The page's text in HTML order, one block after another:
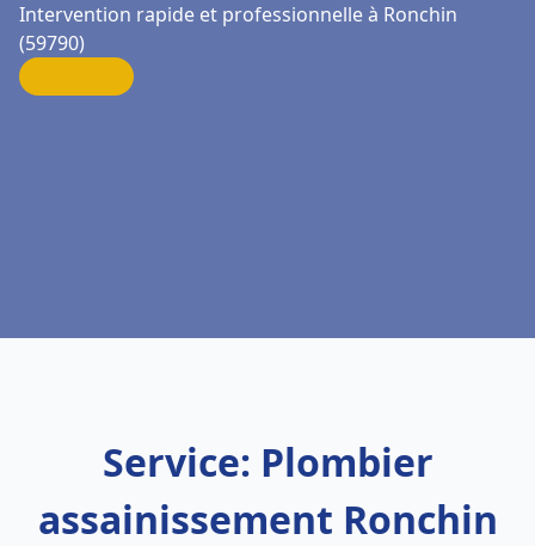
Intervention rapide et professionnelle à Ronchin
(59790)
Service: Plombier
assainissement Ronchin